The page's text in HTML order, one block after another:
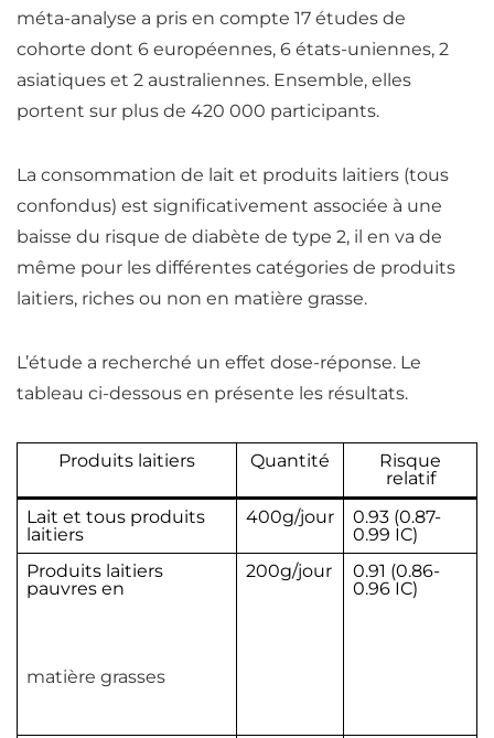
méta-analyse a pris en compte 17 études de
cohorte dont 6 européennes, 6 états-uniennes, 2
asiatiques et 2 australiennes. Ensemble, elles
portent sur plus de 420 000 participants.
La consommation de lait et produits laitiers (tous
confondus) est significativement associée à une
baisse du risque de diabète de type 2, il en va de
même pour les différentes catégories de produits
laitiers, riches ou non en matière grasse.
L’étude a recherché un effet dose-réponse. Le
tableau ci-dessous en présente les résultats.
Produits laitiers Quantité
Risque
relatif
Lait et tous produits
laitiers
400g/jour
0.93 (0.87-
0.99 IC)
Produits laitiers
pauvres en
matière grasses
200g/jour
0.91 (0.86-
0.96 IC)